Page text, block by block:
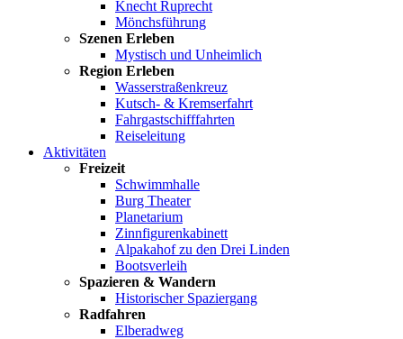
Knecht Ruprecht
Mönchsführung
Szenen Erleben
Mystisch und Unheimlich
Region Erleben
Wasserstraßenkreuz
Kutsch- & Kremserfahrt
Fahrgastschifffahrten
Reiseleitung
Aktivitäten
Freizeit
Schwimmhalle
Burg Theater
Planetarium
Zinnfigurenkabinett
Alpakahof zu den Drei Linden
Bootsverleih
Spazieren & Wandern
Historischer Spaziergang
Radfahren
Elberadweg